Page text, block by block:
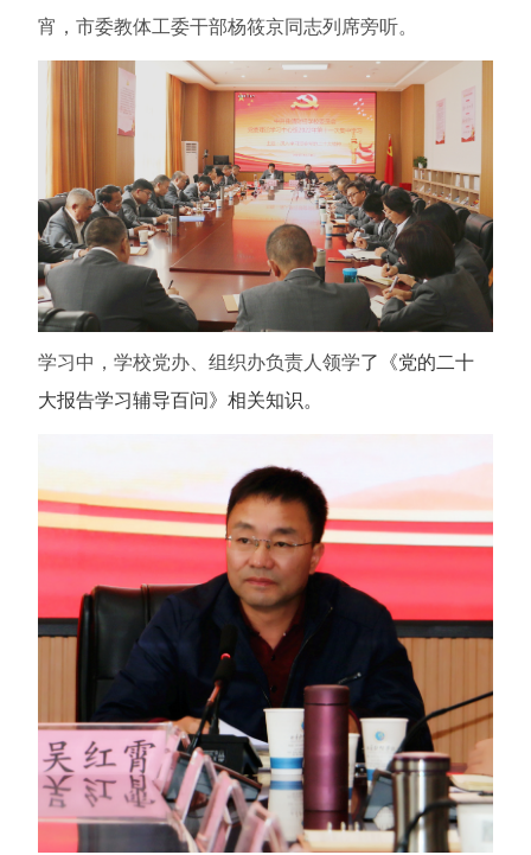
宵，市委教体工委干部杨筱京同志列席旁听。
学习中，学校党办、组织办负责人领学了
《党的二十
大报告学习辅导百问》相关知识。